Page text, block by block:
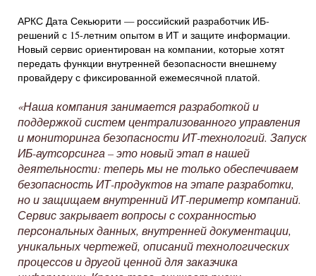
АРКС Дата Секьюрити — российский разработчик ИБ-
решений с 15-летним опытом в ИТ и защите информации.
Новый сервис ориентирован на компании, которые хотят
передать функции внутренней безопасности внешнему
провайдеру с фиксированной ежемесячной платой.
«Наша компания занимается разработкой и
поддержкой систем централизованного управления
и мониторинга безопасности ИТ-технологий. Запуск
ИБ-аутсорсинга – это новый этап в нашей
деятельности: теперь мы не только обеспечиваем
безопасность ИТ-продуктов на этапе разработки,
но и защищаем внутренний ИТ-периметр компаний.
Сервис закрывает вопросы с сохранностью
персональных данных, внутренней документации,
уникальных чертежей, описаний технологических
процессов и другой ценной для заказчика